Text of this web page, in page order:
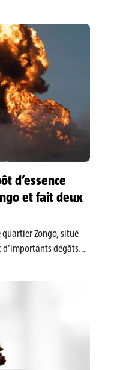
organisée dans la
d’essence
et fait deux
quartier Zongo, situé
d’importants dégâts
Le sinistre a